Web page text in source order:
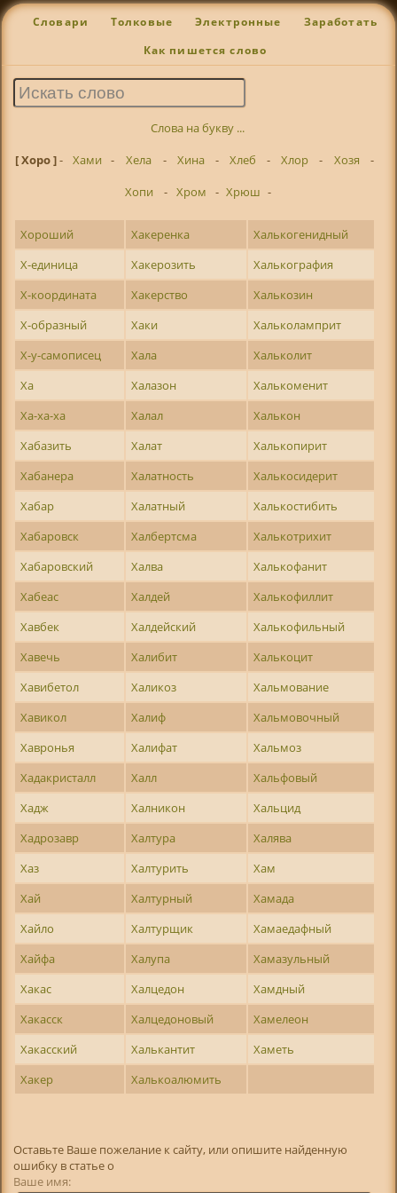
Словари Толковые Электронные Заработать
Как пишется слово
Слова на букву ...
[ Хоро ]- Хами - Хела - Хина - Хлеб - Хлор - Хозя
-
Хопи
- Хром - Хрюш -
Хороший Хакеренка
Халькогенидный
Х-единица
Хакерозить
Халькография
Х-координата
Хакерство
Халькозин
Х-образный
Хаки
Хальколамприт
Х-у-самописец
Хала
Хальколит
Ха
Халазон
Халькоменит
Ха-ха-ха
Халал
Халькон
Хабазить
Халат
Халькопирит
Хабанера
Халатность
Халькосидерит
Хабар
Халатный
Халькостибить
Хабаровск
Халбертсма
Халькотрихит
Хабаровский
Халва
Халькофанит
Хабеас
Халдей
Халькофиллит
Хавбек
Халдейский
Халькофильный
Хавечь
Халибит
Халькоцит
Хавибетол
Халикоз
Хальмование
Хавикол
Халиф
Хальмовочный
Хавронья
Халифат
Хальмоз
Хадакристалл
Халл
Хальфовый
Хадж
Халникон
Хальцид
Хадрозавр
Халтура
Халява
Хаз
Халтурить
Хам
Хай
Халтурный
Хамада
Хайло
Халтурщик
Хамаедафный
Хайфа
Халупа
Хамазульный
Хакас
Халцедон
Хамдный
Хакасск
Халцедоновый
Хамелеон
Хакасский
Халькантит
Хаметь
Хакер
Халькоалюмить
Оставьте Ваше пожелание к сайту, или опишите найденную
ошибку в статье о
Ваше имя: